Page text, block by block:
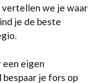
vertellen we je waar
je de beste
eigen
je fors op